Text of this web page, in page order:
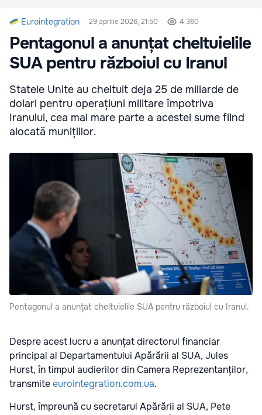
Eurointegration 29 aprilie 2026, 21:50 4 360
Pentagonul a anunțat cheltuielile
SUA pentru războiul cu Iranul
Statele Unite au cheltuit deja 25 de miliarde de
dolari pentru operațiuni militare împotriva
Iranului, cea mai mare parte a acestei sume fiind
alocată munițiilor.
Pentagonul a anunțat cheltuielile SUA pentru războiul cu Iranul.
Despre acest lucru a anunțat directorul financiar
principal al Departamentului Apărării al SUA, Jules
Hurst, în timpul audierilor din Camera Reprezentanților,
transmiteeurointegration.com.ua.
Hurst, împreună cu secretarul Apărării al SUA, Pete